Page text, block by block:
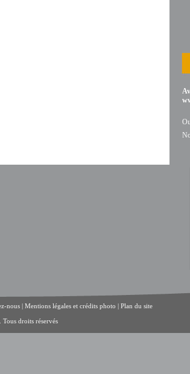
nous | Mentions légales et crédits photo | Plan du site
droits réservés